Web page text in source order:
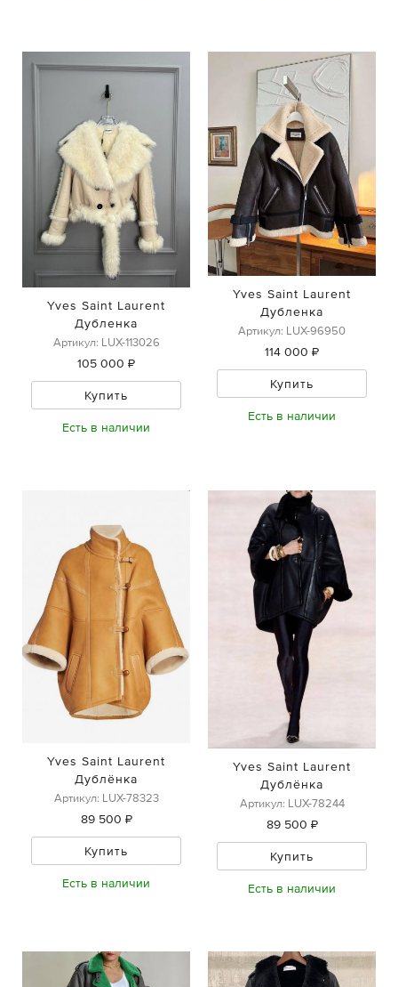
Yves Saint Laurent
Дубленка
Артикул: LUX-113026
105 000 ₽
Купить
Есть в наличии
Yves Saint Laurent
Дубленка
Артикул: LUX-96950
114 000 ₽
Купить
Есть в наличии
Yves Saint Laurent
Дублёнка
Артикул: LUX-78323
89 500 ₽
Купить
Есть в наличии
Yves Saint Laurent
Дублёнка
Артикул: LUX-78244
89 500 ₽
Купить
Есть в наличии